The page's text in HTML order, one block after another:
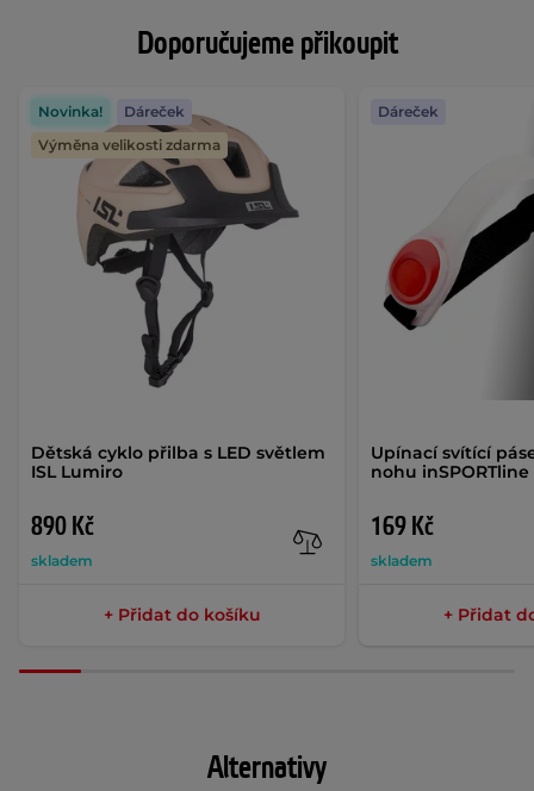
Doporučujeme přikoupit
Dětská cyklo přilba s LED světlem
ISL Lumiro
890 Kč
skladem
Novinka!
Dáreček
Výměna velikosti zdarma
+ Přidat do košíku
Upínací svítící
nohu
169 Kč
skladem
Dáreček
+ Přidat
Alternativy